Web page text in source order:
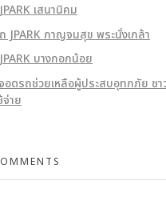
เสนานิคม
JPARK กาญจนสุข พระนั่งเกล้า
บางกอกน้อย
อดรถช่วยเหลือผู้ประสบอุทกภัย ช
จ่าย